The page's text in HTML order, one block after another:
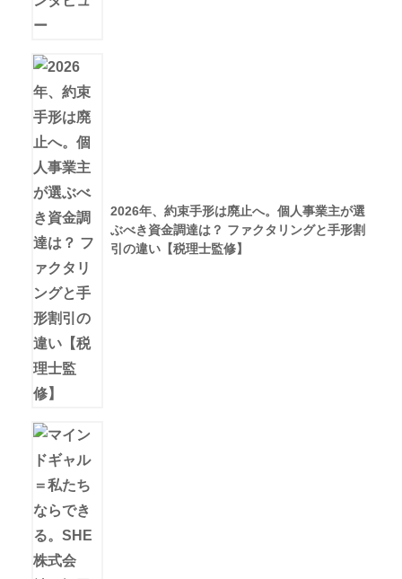
2026年、約束手形は廃止へ。個人事業主が選
ぶべき資金調達は？ ファクタリングと手形割
引の違い【税理士監修】